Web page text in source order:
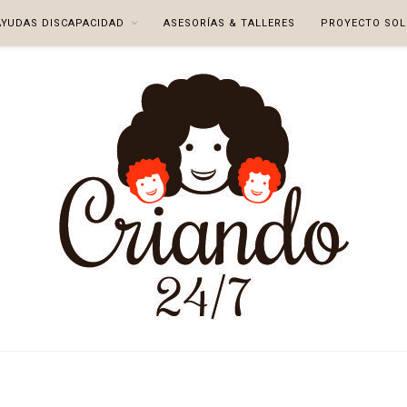
DISCAPACIDAD ASESORÍAS & TALLERES PROYECTO